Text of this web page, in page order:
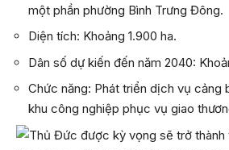
một phần phường Bình Trưng Đông.
Diện tích: Khoảng 1.900 ha.
Dân số dự kiến đến năm 2040:
Chức năng: Phát triển dịch vụ cảng
khu công nghiệp phục vụ giao